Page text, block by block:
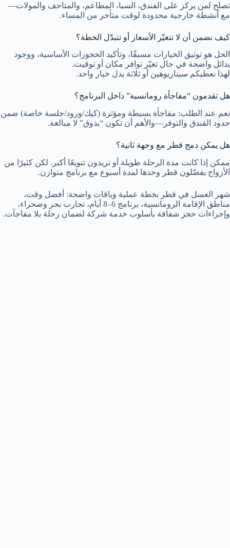
تصلح لمن يركز على الفندق، السبا، المطاعم، والمتاحف والمولات—
مع أنشطة خارجية محدودة لوقت متأخر من المساء.
كيف نضمن أن لا تتغيّر الأسعار أو تتبدّل الخطة؟
الحل هو توثيق الخيارات مسبقًا، وتأكيد الحجوزات الأساسية، ووجود
بدائل واضحة في حال تغيّر توافر مكان أو توقيت.
لهذا نعطيكم سيناريوهين أو ثلاثة بدل خيار واحد.
هل تقدمون “مفاجأة رومانسية” داخل البرنامج؟
نعم عند الطلب: مفاجأة بسيطة ومؤثرة (كيك/ورود/جلسة خاصة) ضمن
حدود الفندق والتوفر—والأهم أن تكون “بذوق” لا مبالغة.
هل يمكن دمج قطر مع وجهة ثانية؟
ممكن إذا كانت مدة الرحلة طويلة أو تريدون تنويعًا أكبر. لكن كثيرًا من
الأزواج يفضّلون قطر وحدها لمدة أسبوع مع برنامج متوازن.
شهر العسل في قطر بخطة عملية وباقات واضحة: أفضل وقت،
مناطق الإقامة الرومانسية، برنامج 6–8 أيام، تجارب بحر وصحراء،
وإجراءات حجز شفافة بأسلوب خدمة شركة لضمان رحلة بلا مفاجآت.